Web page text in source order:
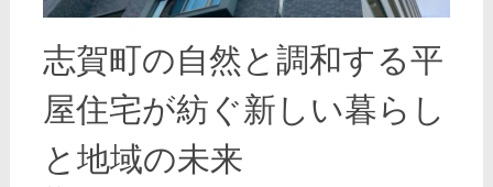
志賀町の自然と調和する平
屋住宅が紡ぐ新しい暮らし
と地域の未来